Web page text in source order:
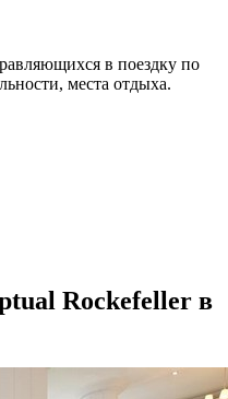
в поездку по
места отдыха.
Rockefeller в